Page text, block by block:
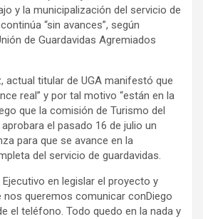
p
dl
y
y la municipalización del servicio de
“sin avances”, según
de Guardavidas Agremiados
actual titular de UGA manifestó que
real” y por tal motivo “están en la
que la comisión de Turismo del
el pasado 16 de julio un
para que se avance en la
del servicio de guardavidas.
en legislar el proyecto y
nos queremos comunicar conDiego
el teléfono. Todo quedo en la nada y